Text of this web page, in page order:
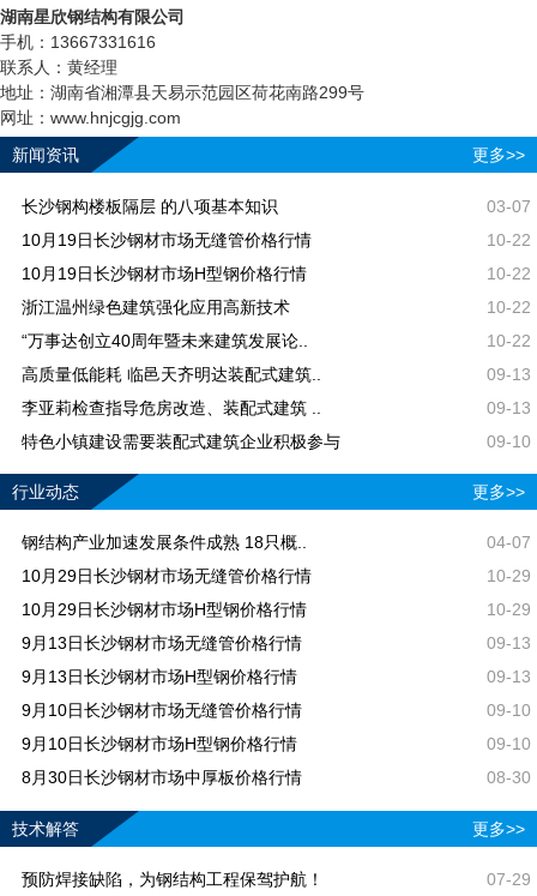
湖南星欣钢结构有限公司
手机：13667331616
联系人：黄经理
地址：湖南省湘潭县天易示范园区荷花南路299号
网址：www.hnjcgjg.com
新闻资讯
更多>>
长沙钢构楼板隔层 的八项基本知识
03-07
10月19日长沙钢材市场无缝管价格行情
10-22
10月19日长沙钢材市场H型钢价格行情
10-22
浙江温州绿色建筑强化应用高新技术
10-22
“万事达创立40周年暨未来建筑发展论..
10-22
高质量低能耗 临邑天齐明达装配式建筑..
09-13
李亚莉检查指导危房改造、装配式建筑 ..
09-13
特色小镇建设需要装配式建筑企业积极参与
09-10
行业动态 更多>>
钢结构产业加速发展条件成熟 18只概..
04-07
10月29日长沙钢材市场无缝管价格行情
10-29
10月29日长沙钢材市场H型钢价格行情
10-29
9月13日长沙钢材市场无缝管价格行情
09-13
9月13日长沙钢材市场H型钢价格行情
09-13
9月10日长沙钢材市场无缝管价格行情
09-10
9月10日长沙钢材市场H型钢价格行情
09-10
8月30日长沙钢材市场中厚板价格行情
08-30
技术解答 更多>>
预防焊接缺陷，为钢结构工程保驾护航！
07-29